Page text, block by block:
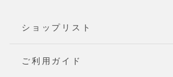
ショップリスト
ご利用ガイド